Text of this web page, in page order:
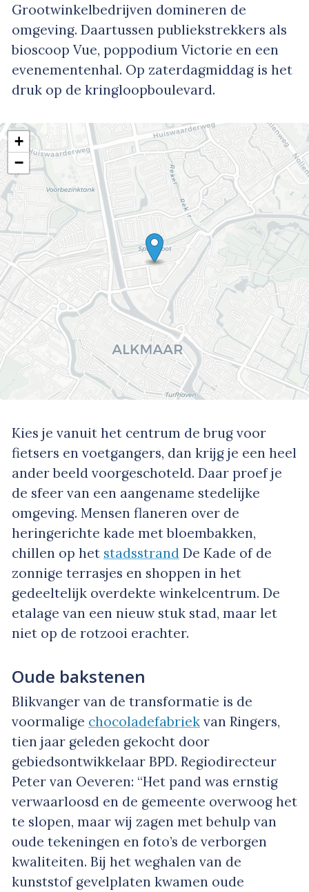
Grootwinkelbedrijven domineren de
omgeving. Daartussen publiekstrekkers als
bioscoop Vue, poppodium Victorie en een
evenementenhal. Op zaterdagmiddag is het
druk op de kringloopboulevard.
+
−
Kies je vanuit het centrum de brug voor
fietsers en voetgangers, dan krijg je een heel
ander beeld voorgeschoteld. Daar proef je
de sfeer van een aangename stedelijke
omgeving. Mensen flaneren over de
heringerichte kade met bloembakken,
chillen op het stadsstrand De Kade of de
zonnige terrasjes en shoppen in het
gedeeltelijk overdekte winkelcentrum. De
etalage van een nieuw stuk stad, maar let
niet op de rotzooi erachter.
Oude bakstenen
Blikvanger van de transformatie is de
voormalige chocoladefabriek van Ringers,
tien jaar geleden gekocht door
gebiedsontwikkelaar BPD. Regiodirecteur
Peter van Oeveren: “Het pand was ernstig
verwaarloosd en de gemeente overwoog het
te slopen, maar wij zagen met behulp van
oude tekeningen en foto’s de verborgen
kwaliteiten. Bij het weghalen van de
kunststof gevelplaten kwamen oude